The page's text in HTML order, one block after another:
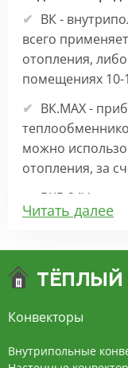
ВК -
всего
отопления,
помещениях 10-
ВК.МАХ -
можно
отопления, за
ВКВ 24V –
отопления с
экономит
конвекцией на
вентилятора
Читать далее
Конвекторы
Внутрипольные